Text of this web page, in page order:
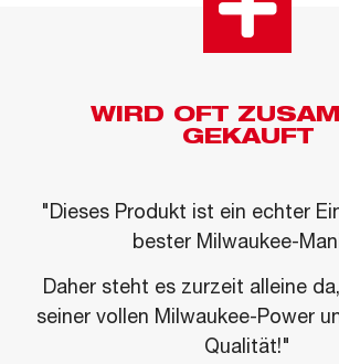
WIRD OFT
GEKAUFT
"Dieses Produkt ist ein echter
bester Milwaukee-
Daher steht es zurzeit alleine
seiner vollen Milwaukee-Power
Qualität!"